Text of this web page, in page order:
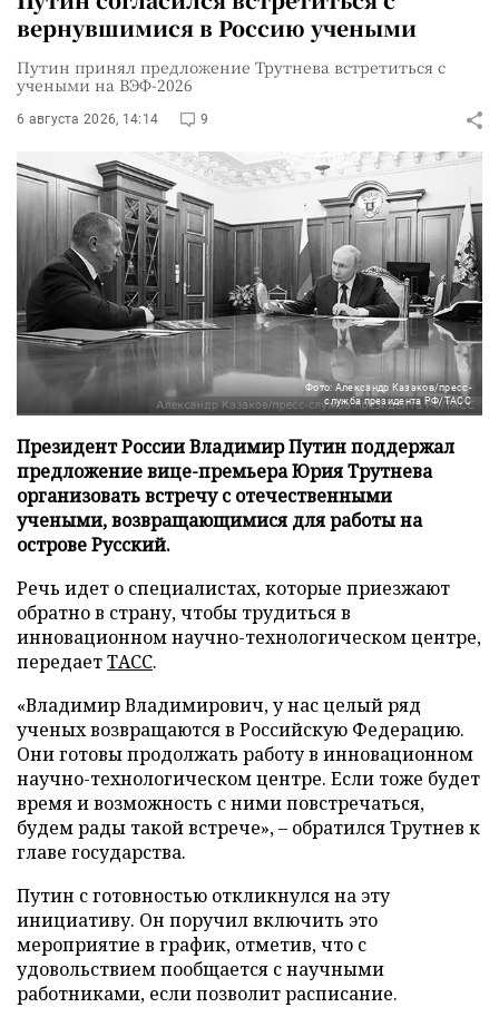
вернувшимися в Россию учеными
Путин принял предложение Трутнева встретиться с
учеными на ВЭФ-2026
6 августа 2026, 14:14 9
Фото: Александр Казаков/пресс-
служба президента РФ/ТАСС
Президент России Владимир Путин поддержал
предложение вице-премьера Юрия Трутнева
организовать встречу с отечественными
учеными, возвращающимися для работы на
острове Русский.
Речь идет о специалистах, которые приезжают
обратно в страну, чтобы трудиться в
инновационном научно-технологическом центре,
передаетТАСС.
«Владимир Владимирович, у нас целый ряд
ученых возвращаются в Российскую Федерацию.
Они готовы продолжать работу в инновационном
научно-технологическом центре. Если тоже будет
время и возможность с ними повстречаться,
будем рады такой встрече», – обратился Трутнев к
главе государства.
Путин с готовностью откликнулся на эту
инициативу. Он поручил включить это
мероприятие в график, отметив, что с
удовольствием пообщается с научными
работниками, если позволит расписание.